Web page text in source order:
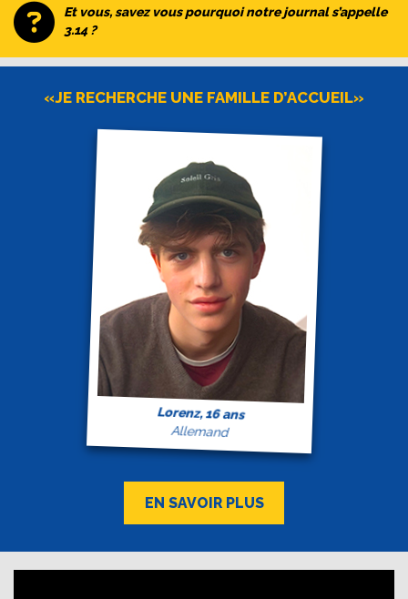
Et vous, savez vous pourquoi notre journal s’appelle
3.14 ?
«JE RECHERCHE UNE FAMILLE D’ACCUEIL»
Lorenz, 16 ans
Allemand
EN SAVOIR PLUS